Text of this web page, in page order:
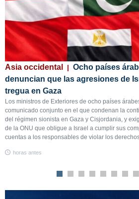
Asia occidental
Ocho países
denuncian que las agresiones de
tregua en Gaza
Los ministros de Exteriores de ocho países
comunicado conjunto en el que condenan la
del régimen sionista en Gaza y Cisjordania, y
de la ONU que obligue a Israel a cumplir sus
cuentas a los responsables de violar los
horas antes